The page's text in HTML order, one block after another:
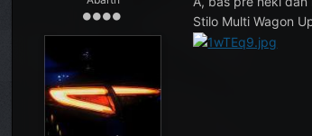
Stilo Multi Wagon